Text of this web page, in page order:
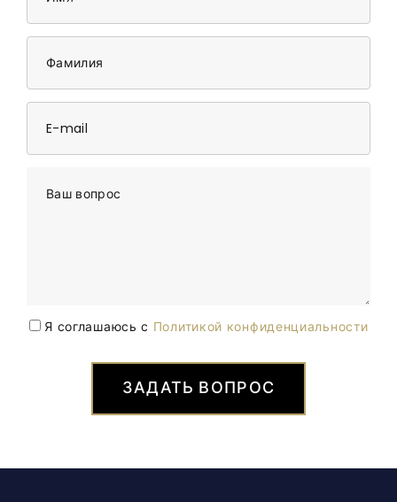
Фамилия
E-mail
Ваш вопрос
Я соглашаюсь с Политикой конфиденциальности
ЗАДАТЬ ВОПРОС